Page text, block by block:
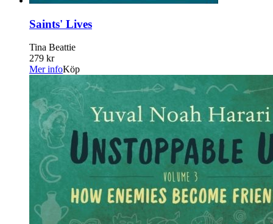
Saints' Lives
Tina Beattie
279 kr
Mer infoKöp